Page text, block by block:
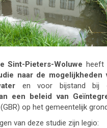
Sint-Pieters-Woluwe heeft
naar de mogelijkheden
en voor bijstand bij
een beleid van
(GBR) op het gemeentelijk
van deze studie zijn legio: